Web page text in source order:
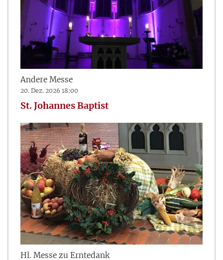
Andere Messe
20. Dez. 2026 18:00
St. Johannes Baptist
Hl. Messe zu Erntedank